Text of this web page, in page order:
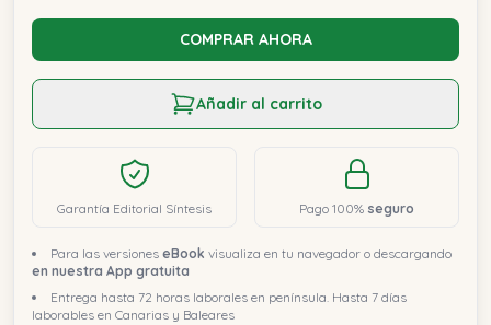
COMPRAR AHORA
Añadir al carrito
Garantía Editorial Síntesis Pago 100% seguro
Para las versiones eBook visualiza en tu navegador o descargando
en nuestra App gratuita
Entrega hasta 72 horas laborales en península. Hasta 7 días
laborables en Canarias y Baleares